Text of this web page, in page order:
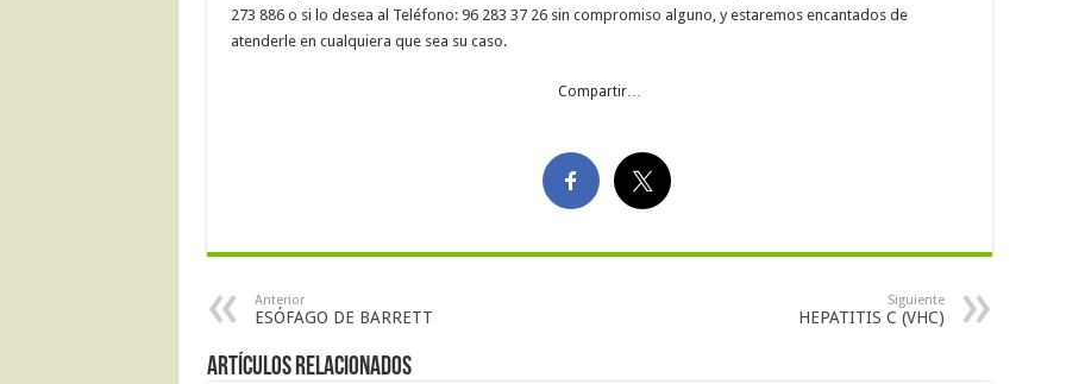
273 886 o si lo desea al Teléfono: 96 283 37 26 sin compromiso alguno, y estaremos encantados de
atenderle en cualquiera que sea su caso.
Compartir…
Anterior
ESÓFAGO DE BARRETT
Siguiente
HEPATITIS C (VHC)
Artículos Relacionados